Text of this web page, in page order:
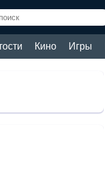
Кино Игры